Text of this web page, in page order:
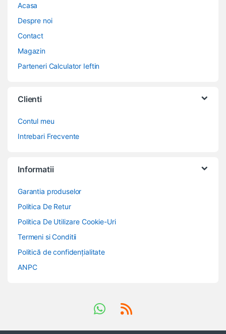
Acasa
Despre noi
Contact
Magazin
Parteneri Calculator Ieftin
Clienti
Contul meu
Intrebari Frecvente
Informatii
Garantia produselor
Politica De Retur
Politica De Utilizare Cookie-Uri
Termeni si Conditii
Politică de confidențialitate
ANPC